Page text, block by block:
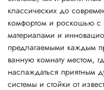
классических до
комфортом и роскошью с
материалами и
предлагаемыми каждым
ванную комнату местом,
наслаждаться приятным
системы и стойки от